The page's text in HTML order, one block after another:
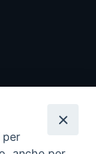
per